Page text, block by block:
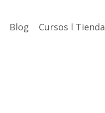
Blog Cursos l Tienda